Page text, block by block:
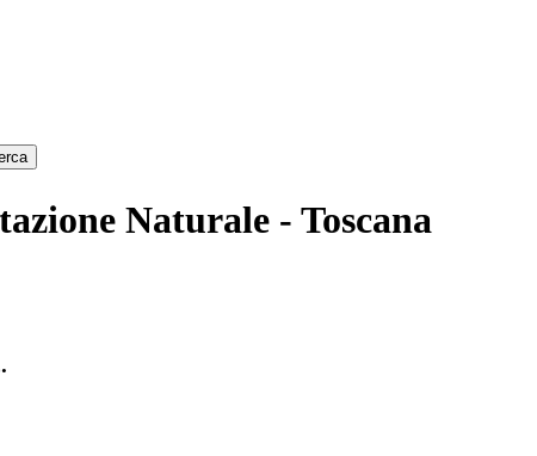
Naturale - Toscana